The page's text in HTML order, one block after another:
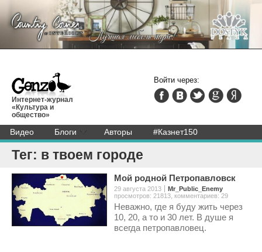
Интернет-журнал
«Культура и
общество»
Видео Блоги Авторы #Казнет150
Войти через:
Тег: в твоем городе
Мой родной Петропавловск
29 августа 2013
Mr_Public_Enemy
просмотров: 21813, комментариев: 29
Неважно, где я буду жить через
10, 20, а то и 30 лет. В душе я
всегда петропавловец.